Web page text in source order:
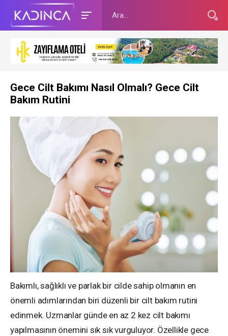
Gece Cilt Bakımı Nasıl Olmalı? Gece Cilt
Bakım Rutini
Bakımlı, sağlıklı ve parlak bir cilde sahip olmanın en
önemli adımlarından biri düzenli bir cilt bakım rutini
edinmek. Uzmanlar günde en az 2 kez cilt bakımı
yapılmasının önemini sık sık vurguluyor. Özellikle gece